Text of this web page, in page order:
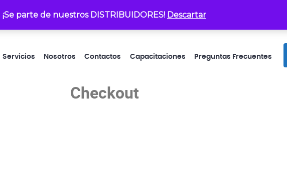
¡Se parte de nuestros DISTRIBUIDORES! Descartar
atencionalcliente@electroprotecciones.com.ec
Servicios Nosotros Contactos Capacitaciones Preguntas Frecuentes
Checkout